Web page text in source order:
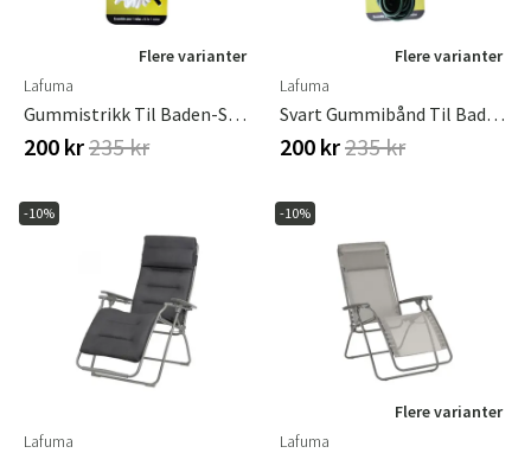
Flere varianter
Lafuma
Gummistrikk Til Baden-Stol Hvit
200 kr235 kr
Flere varianter
Lafuma
Svart Gummibånd Til Baden-Stol
200 kr235 kr
-10%
Lafuma
-10%
Flere varianter
Lafuma